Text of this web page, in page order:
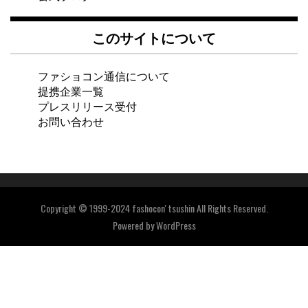
このサイトについて
ファショコン通信について
提携企業一覧
プレスリリース受付
お問い合わせ
Copyright © 1999-2024 fashocon' tsushin All Rights Reserved.
Powered byWordPress